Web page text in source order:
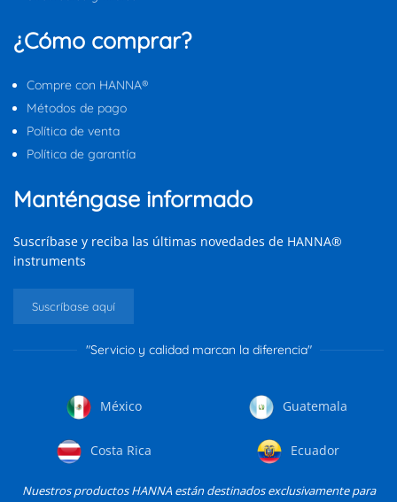
¿Cómo comprar?
Compre con HANNA®
Métodos de pago
Política de venta
Política de garantía
Manténgase informado
Suscríbase y reciba las últimas novedades de HANNA®
instruments
Suscríbase aquí
"Servicio y calidad marcan la diferencia"
México Guatemala
Costa Rica Ecuador
Nuestros productos HANNA están destinados exclusivamente para